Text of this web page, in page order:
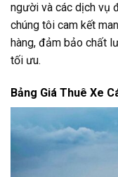
người và các dịch vụ
chúng tôi cam kết
hàng, đảm bảo chất
tối ưu.
Bảng Giá Thuê Xe